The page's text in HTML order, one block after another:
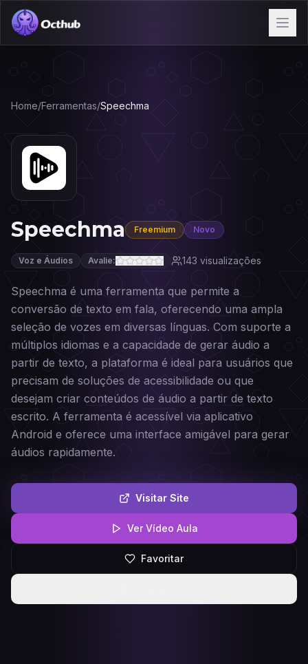
Home/Ferramentas/Speechma
Speechma Freemium Novo
Voz e Áudios Avalie: 143 visualizações
Speechma é uma ferramenta que permite a
conversão de texto em fala, oferecendo uma ampla
seleção de vozes em diversas línguas. Com suporte a
múltiplos idiomas e a capacidade de gerar áudio a
partir de texto, a plataforma é ideal para usuários que
precisam de soluções de acessibilidade ou que
desejam criar conteúdos de áudio a partir de texto
escrito. A ferramenta é acessível via aplicativo
Android e oferece uma interface amigável para gerar
áudios rapidamente.
Visitar Site
Ver Vídeo Aula
Favoritar